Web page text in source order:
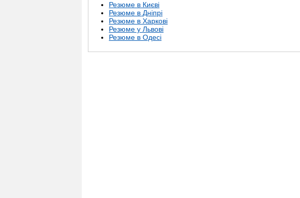
Резюме в Києві
Резюме в Дніпрі
Резюме в Харкові
Резюме у Львові
Резюме в Одесі